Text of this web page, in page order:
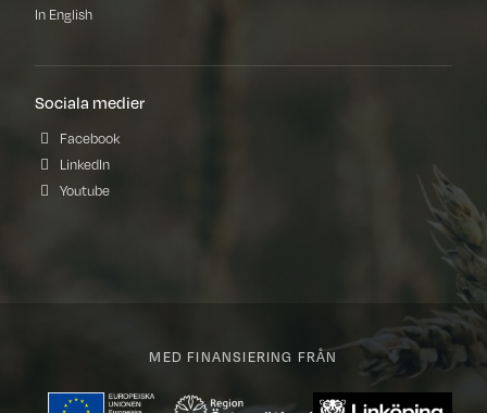
In English
Sociala medier
Facebook
LinkedIn
Youtube
MED FINANSIERING FRÅN